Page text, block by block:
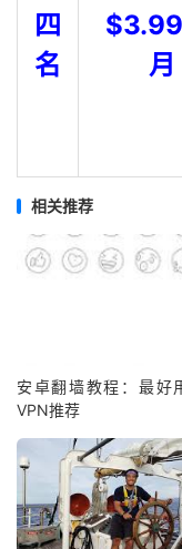
四
名
月
相关推荐
安卓翻墙教程：最好
VPN推荐